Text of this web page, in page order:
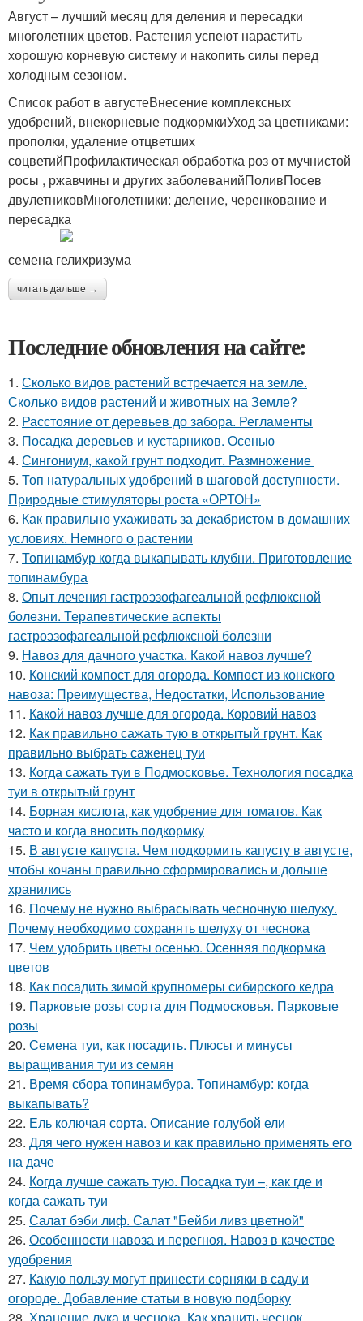
Август – лучший месяц для деления и пересадки
многолетних цветов. Растения успеют нарастить
хорошую корневую систему и накопить силы перед
холодным сезоном.
Список работ в августеВнесение комплексных
удобрений, внекорневые подкормкиУход за цветниками:
прополки, удаление отцветших
соцветийПрофилактическая обработка роз от мучнистой
росы , ржавчины и других заболеванийПоливПосев
двулетниковМноголетники: деление, черенкование и
пересадка
семена гелихризума
читать дальше →
Последние обновления на сайте:
1. Сколько видов растений встречается на земле.
Сколько видов растений и животных на Земле?
2. Расстояние от деревьев до забора. Регламенты
3. Посадка деревьев и кустарников. Осенью
4. Сингониум, какой грунт подходит. Размножение
5. Топ натуральных удобрений в шаговой доступности.
Природные стимуляторы роста «ОРТОН»
6. Как правильно ухаживать за декабристом в домашних
условиях. Немного о растении
7. Топинамбур когда выкапывать клубни. Приготовление
топинамбура
8. Опыт лечения гастроэзофагеальной рефлюксной
болезни. Терапевтические аспекты
гастроэзофагеальной рефлюксной болезни
9. Навоз для дачного участка. Какой навоз лучше?
10. Конский компост для огорода. Компост из конского
навоза: Преимущества, Недостатки, Использование
11. Какой навоз лучше для огорода. Коровий навоз
12. Как правильно сажать тую в открытый грунт. Как
правильно выбрать саженец туи
13. Когда сажать туи в Подмосковье. Технология посадка
туи в открытый грунт
14. Борная кислота, как удобрение для томатов. Как
часто и когда вносить подкормку
15. В августе капуста. Чем подкормить капусту в августе,
чтобы кочаны правильно сформировались и дольше
хранились
16. Почему не нужно выбрасывать чесночную шелуху.
Почему необходимо сохранять шелуху от чеснока
17. Чем удобрить цветы осенью. Осенняя подкормка
цветов
18. Как посадить зимой крупномеры сибирского кедра
19. Парковые розы сорта для Подмосковья. Парковые
розы
20. Семена туи, как посадить. Плюсы и минусы
выращивания туи из семян
21. Время сбора топинамбура. Топинамбур: когда
выкапывать?
22. Ель колючая сорта. Описание голубой ели
23. Для чего нужен навоз и как правильно применять его
на даче
24. Когда лучше сажать тую. Посадка туи –, как где и
когда сажать туи
25. Салат бэби лиф. Салат "Бейби ливз цветной"
26. Особенности навоза и перегноя. Навоз в качестве
удобрения
27. Какую пользу могут принести сорняки в саду и
огороде. Добавление статьи в новую подборку
28. Хранение лука и чеснока. Как хранить чеснок